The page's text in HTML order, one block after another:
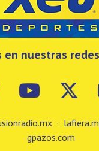
en nuestras
·
gpazos.com